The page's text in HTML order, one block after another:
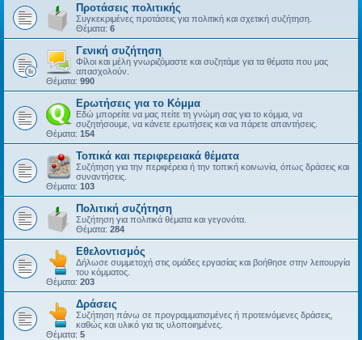
Προτάσεις πολιτικής
Συγκεκριμένες προτάσεις για πολιτική και σχετική συζήτηση.
Θέματα: 6
Γενική συζήτηση
Φίλοι και μέλη γνωριζόμαστε και συζητάμε για τα θέματα που μας
απασχολούν.
Θέματα: 990
Ερωτήσεις για το Κόμμα
Εδώ μπορείτε να μας πείτε τη γνώμη σας για το κόμμα, να
συζητήσουμε, να κάνετε ερωτήσεις και να πάρετε απαντήσεις.
Θέματα: 154
Τοπικά και περιφερειακά θέματα
Συζήτηση για την περιφέρεια ή την τοπική κοινωνία, όπως δράσεις και
συναντήσεις.
Θέματα: 103
Πολιτική συζήτηση
Συζήτηση για πολιτικά θέματα και γεγονότα.
Θέματα: 284
Εθελοντισμός
Δήλωσε συμμετοχή στις ομάδες εργασίας και βοήθησε στην λειτουργία
του κόμματος.
Θέματα: 203
Δράσεις
Συζήτηση πάνω σε προγραμματισμένες ή προτεινόμενες δράσεις,
καθώς και υλικό για τις υλοποιημένες.
Θέματα: 5